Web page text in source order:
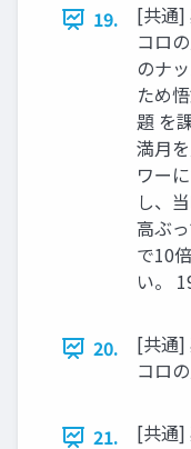
19.
[共通]
コロ
のナ
ため
題 を
満月
ワー
し、
高ぶ
で10
い。
20.
[共通]
コロ
21.
[共通]